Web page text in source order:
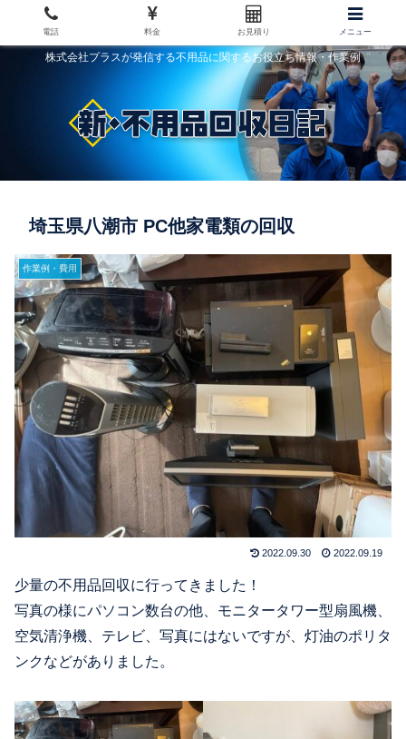
株式会社プラスが発信する不用品に関するお役立ち情報・作業例
埼玉県八潮市 PC他家電類の回収
作業例・費用
2022.09.30 2022.09.19
少量の不用品回収に行ってきました！
写真の様にパソコン数台の他、モニタータワー型扇風機、
空気清浄機、テレビ、写真にはないですが、灯油のポリタ
ンクなどがありました。
電話 料金 お見積り メニュー